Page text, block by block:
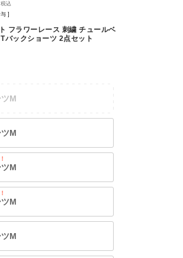
]
フラワーレース 刺繍 チュールベ
バックショーツ 2点セット
M
M
M
M
M